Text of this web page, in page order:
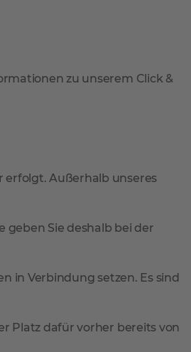
zu unserem Click &
erfolgt. Außerhalb unseres
Sie deshalb bei der
in Verbindung setzen. Es sind
Platz dafür vorher bereits von